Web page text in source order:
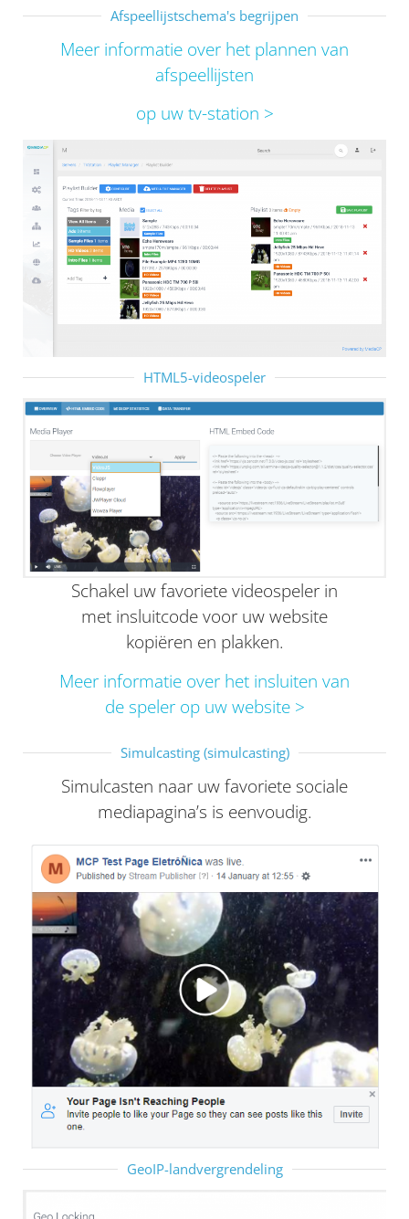
Afspeellijstschema's begrijpen
Meer informatie over het plannen van
afspeellijsten
op uw tv-station >
HTML5-videospeler
Schakel uw favoriete videospeler in
met insluitcode voor uw website
kopiëren en plakken.
Meer informatie over het insluiten van
de speler op uw website >
Simulcasting (simulcasting)
Simulcasten naar uw favoriete sociale
mediapagina’s is eenvoudig.
GeoIP-landvergrendeling